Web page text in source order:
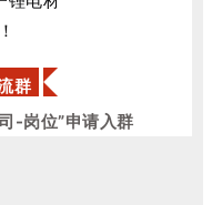
群
-岗位”申请入群